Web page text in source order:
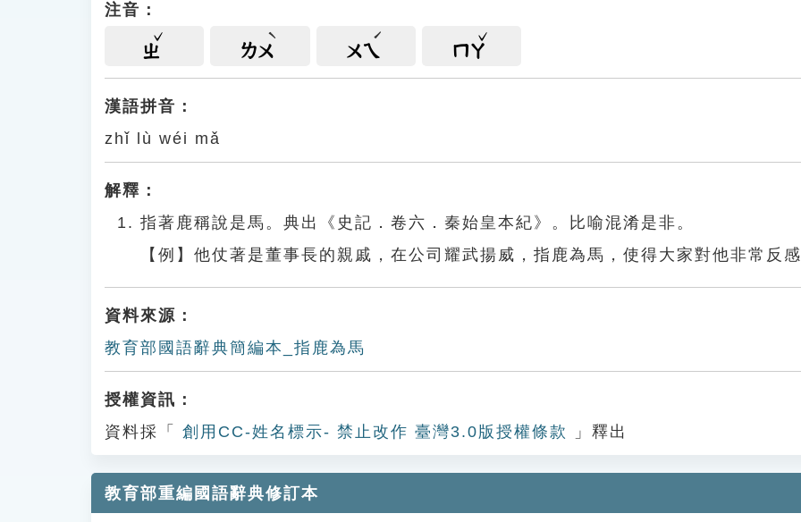
注音：
ㄓ ㄌㄨ ㄨㄟ ㄇㄚ
漢語拼音：
zhǐ lù wéi mǎ
解釋：
指著鹿稱說是馬。典出《史記．卷六．秦始皇本紀》。比喻混淆是非。
【例】他仗著是董事長的親戚，在公司耀武揚威，指鹿為馬，使得大家對他非常反
資料來源：
教育部國語辭典簡編本_指鹿為馬
授權資訊：
資料採「
創用CC-姓名標示- 禁止改作 臺灣3.0版授權條款 」釋出
教育部重編國語辭典修訂本